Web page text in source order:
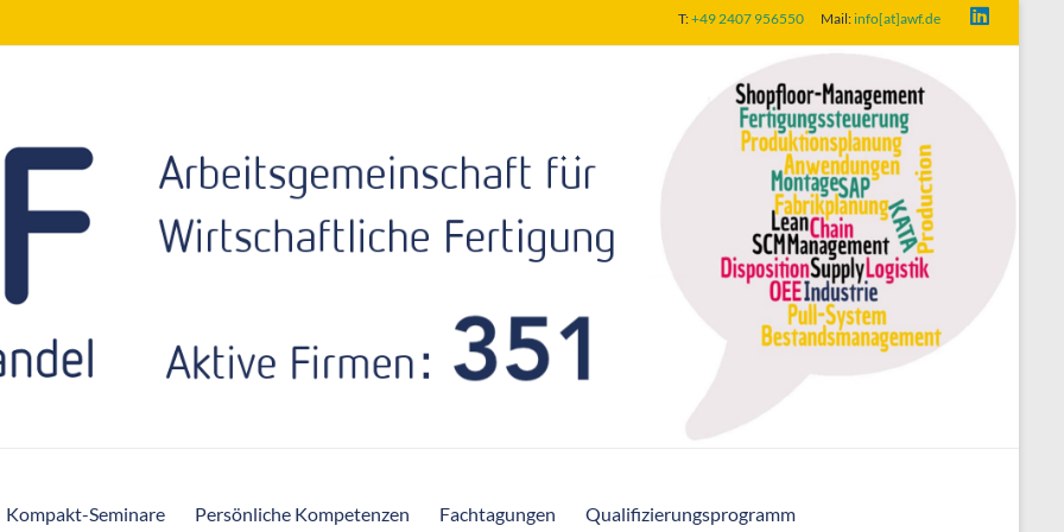
T:+49 2407 956550 Mail:info[at]awf.de
Kompakt-Seminare Persönliche Kompetenzen Fachtagungen Qualifizierungsprogramm